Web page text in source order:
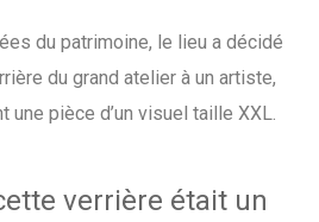
du patrimoine, le lieu a décidé
du grand atelier à un artiste,
une pièce d’un visuel taille XXL.
verrière était un